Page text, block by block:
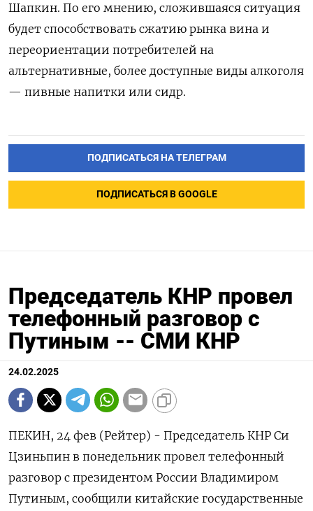
Шапкин. По его мнению, сложившаяся ситуация
будет способствовать сжатию рынка вина и
переориентации потребителей на
альтернативные, более доступные виды алкоголя
— пивные напитки или сидр.
ПОДПИСАТЬСЯ НА ТЕЛЕГРАМ
ПОДПИСАТЬСЯ В GOOGLE
Председатель КНР провел
телефонный разговор с
Путиным -- СМИ КНР
24.02.2025
ПЕКИН, 24 фев (Рейтер) - Председатель КНР Си
Цзиньпин в понедельник провел телефонный
разговор с президентом России Владимиром
Путиным, сообщили китайские государственные